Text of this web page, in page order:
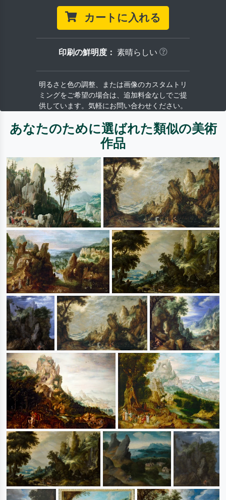
カートに入れる
印刷の鮮明度： 素晴らしい
明るさと色の調整、または画像のカスタムトリ
ミングをご希望の場合は、追加料金なしでご提
供しています。気軽にお問い合わせください。
あなたのために選ばれた類似の美術
作品